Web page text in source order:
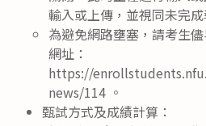
輸入或上傳，並視同未完成
為避免網路壅塞，請考生
網址：
https://
news/114 。
甄試方式及成績計算：